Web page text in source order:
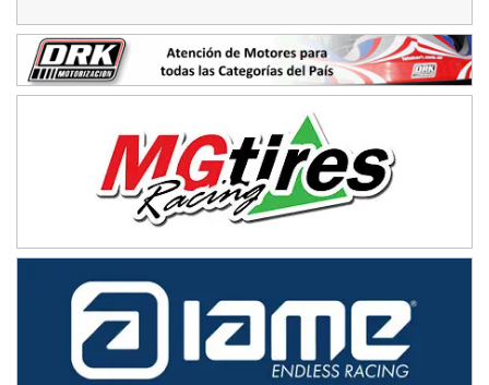
ENTRERRIANO - F6 (POSTERGADA)
Parque de la Velocidad (Asfalto)
Villaguay (Entre Ríos)
El Cerro (Tierra)
Victoria (Entre Ríos)
PATAGONICO - F6
Moto Club Reginense (Tierra)
CSK - F7
Juventud Unida (Tierra)
Humboldt (Santa Fe)
NORESTE SANTAFESINO - F6